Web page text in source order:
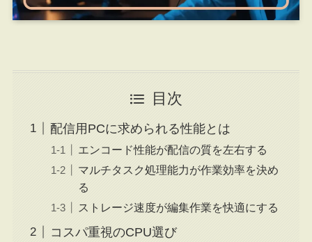
目次
配信用PCに求められる性能とは
エンコード性能が配信の質を左右する
マルチタスク処理能力が作業効率を決め
る
ストレージ速度が編集作業を快適にする
コスパ重視のCPU選び